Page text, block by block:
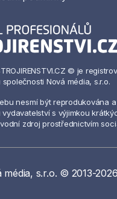
© je
Nová média, s.r.o.
nesmí být reprodukována
s výjimkou
zdroj prostřednictvím
média, s.r.o. © 2013-2026